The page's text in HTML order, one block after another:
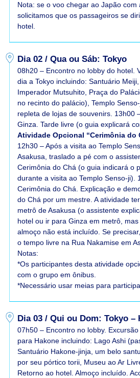
Nota: se o voo chegar ao Japão com
solicitamos que os passageiros se
hotel.
Dia 02 / Qua ou Sáb: Tokyo
08h20 – Encontro no lobby do hotel.
dia a Tokyo incluindo: Santuário
Imperador Mutsuhito, Praça do
no recinto do palácio), Templo
repleta de lojas de souvenirs. 13h00
Ginza. Tarde livre (o guia explicará
Atividade Opcional “Cerimônia do
12h30 – Após a visita ao Templo
Asakusa, traslado a pé com o
Cerimônia do Chá (o guia indicará o
durante a visita ao Templo Senso-ji).
Cerimônia do Chá. Explicação e
do Chá por um mestre. A atividade
metrô de Asakusa (o assistente
hotel ou ir para Ginza em metrô,
almoço não está incluído. Se
o tempo livre na Rua Nakamise em
Notas:
*Os participantes desta atividade
com o grupo em ônibus.
*Necessário usar meias para
Dia 03 / Qui ou Dom: Tokyo –
07h50 – Encontro no lobby.
para Hakone incluindo: Lago Ashi
Santuário Hakone-jinja, um belo
por seu pórtico torii, Museu ao Ar
Retorno ao hotel. Almoço incluído.